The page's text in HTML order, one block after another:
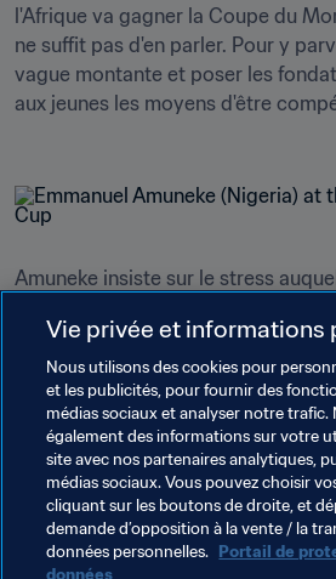
l'Afrique va gagner la Coupe du
ne suffit pas d'en parler. Pour y
vague montante et poser les
aux jeunes les moyens d'être
Amuneke insiste sur le stress
et sur la nécessité pour les
périodes de repos pour optimiser
"La question des périodes de
est possible de la régler dans le
avancée bienvenue qui aidera les
nationales", conclut Amuneke.
Vie privée et informations
Nous utilisons des cookies pour
et les publicités, pour fournir des
médias sociaux et analyser notre
également des informations sur votre
site avec nos partenaires analytiques,
médias sociaux. Vous pouvez choisir
cliquant sur les boutons de droite, et
demande d’opposition à la vente / la
données personnelles. Portail de
données